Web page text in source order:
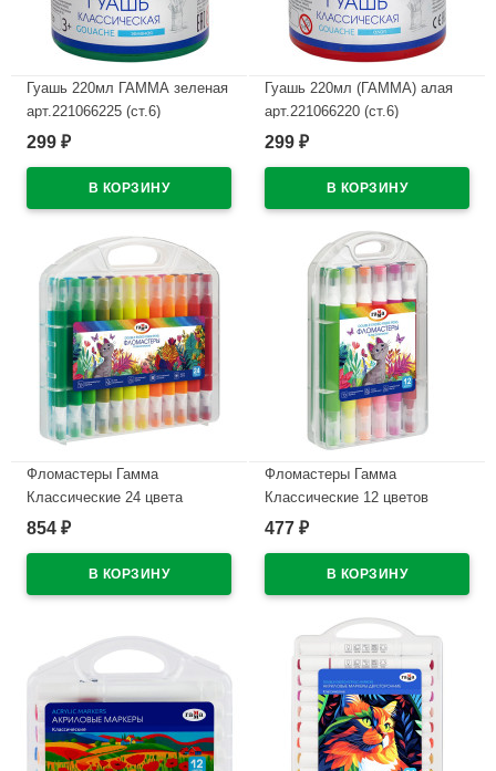
Гуашь 220мл ГАММА зеленая
арт.221066225 (ст.6)
В наличии
299 ₽
Гуашь 220мл (ГАММА) алая
арт.221066220 (ст.6)
В наличии
299 ₽
Фломастеры Гамма
Классические 24 цвета
утолщенные двусторонние
пластиковый бокс
арт.26032025_240
854 ₽
Фломастеры Гамма
Классические 12 цветов
утолщенные двусторонние
пластиковый бокс
арт.26032025_120
В наличии
477 ₽